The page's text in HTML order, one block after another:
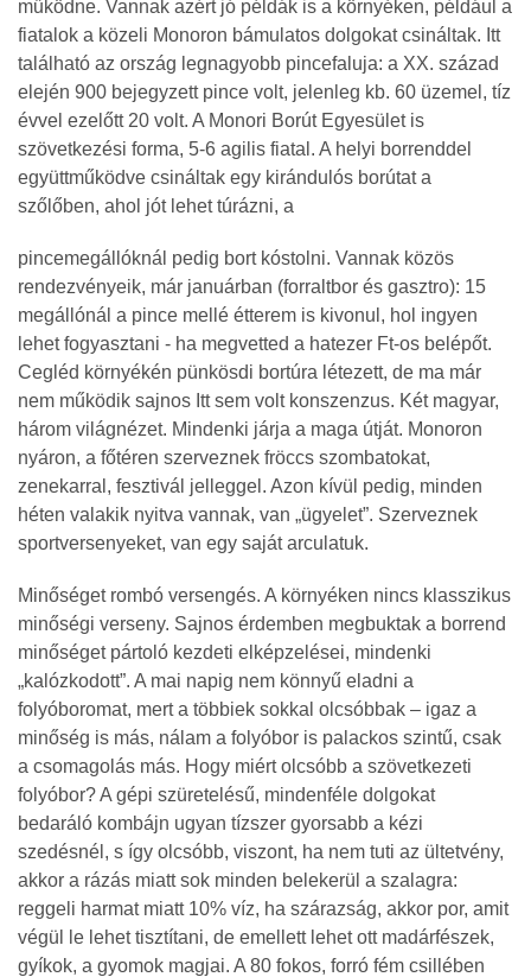
működne. Vannak azért jó példák is a környéken, például a
fiatalok a közeli Monoron bámulatos dolgokat csináltak. Itt
található az ország legnagyobb pincefaluja: a XX. század
elején 900 bejegyzett pince volt, jelenleg kb. 60 üzemel, tíz
évvel ezelőtt 20 volt. A Monori Borút Egyesület is
szövetkezési forma, 5-6 agilis fiatal. A helyi borrenddel
együttműködve csináltak egy kirándulós borútat a
szőlőben, ahol jót lehet túrázni, a
pincemegállóknál pedig bort kóstolni. Vannak közös
rendezvényeik, már januárban (forraltbor és gasztro): 15
megállónál a pince mellé étterem is kivonul, hol ingyen
lehet fogyasztani - ha megvetted a hatezer Ft-os belépőt.
Cegléd környékén pünkösdi bortúra létezett, de ma már
nem működik sajnos Itt sem volt konszenzus. Két magyar,
három világnézet. Mindenki járja a maga útját. Monoron
nyáron, a főtéren szerveznek fröccs szombatokat,
zenekarral, fesztivál jelleggel. Azon kívül pedig, minden
héten valakik nyitva vannak, van „ügyelet”. Szerveznek
sportversenyeket, van egy saját arculatuk.
Minőséget rombó versengés. A környéken nincs klasszikus
minőségi verseny. Sajnos érdemben megbuktak a borrend
minőséget pártoló kezdeti elképzelései, mindenki
„kalózkodott”. A mai napig nem könnyű eladni a
folyóboromat, mert a többiek sokkal olcsóbbak – igaz a
minőség is más, nálam a folyóbor is palackos szintű, csak
a csomagolás más. Hogy miért olcsóbb a szövetkezeti
folyóbor? A gépi szüretelésű, mindenféle dolgokat
bedaráló kombájn ugyan tízszer gyorsabb a kézi
szedésnél, s így olcsóbb, viszont, ha nem tuti az ültetvény,
akkor a rázás miatt sok minden belekerül a szalagra:
reggeli harmat miatt 10% víz, ha szárazság, akkor por, amit
végül le lehet tisztítani, de emellett lehet ott madárfészek,
gyíkok, a gyomok magjai. A 80 fokos, forró fém csillében